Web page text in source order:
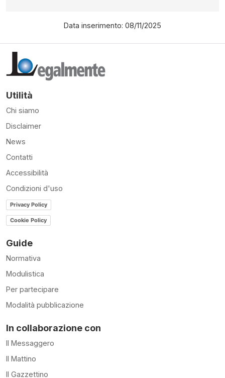
Data inserimento: 08/11/2025
Utilità
Chi siamo
Disclaimer
News
Contatti
Accessibilità
Condizioni d'uso
Privacy Policy
Cookie Policy
Guide
Normativa
Modulistica
Per partecipare
Modalità pubblicazione
In collaborazione con
Il Messaggero
Il Mattino
Il Gazzettino